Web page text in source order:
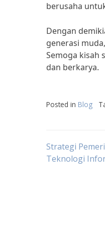
berusaha
Dengan
generasi
Semoga kisah
dan berkarya.
Posted in Blog
Post
Strategi
Teknologi